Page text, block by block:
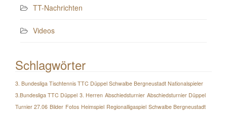
TT-Nachrichten
Videos
Schlagwörter
3. Bundesliga Tischtennis TTC Düppel Schwalbe Bergneustadt Nationalspieler
3.Bundesliga TTC Düppel 3. Herren Abschiedsturnier Abschiedsturnier Düppel
Turnier 27.06 Bilder Fotos Heimspiel Regionalligaspiel Schwalbe Bergneustadt